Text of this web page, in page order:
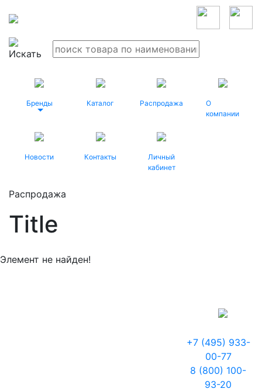
Бренды Каталог Распродажа
О
компании
Новости Контакты
Личный
кабинет
Распродажа
Title
Элемент не найден!
+7 (495) 933-
00-77
8 (800) 100-
93-20